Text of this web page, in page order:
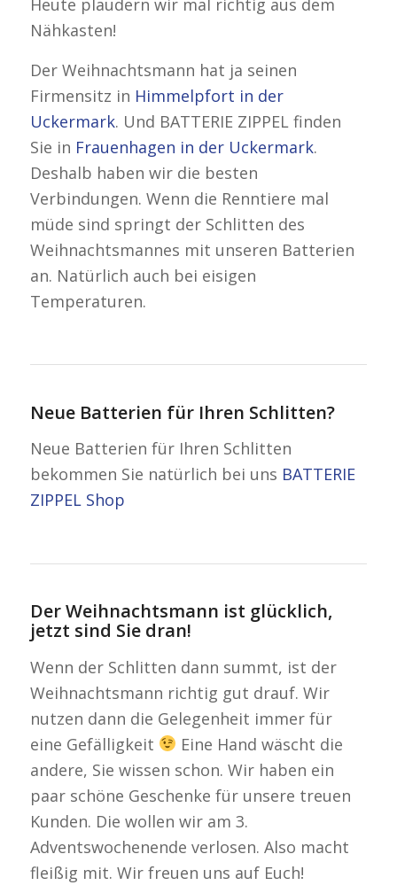
Heute plaudern wir mal richtig aus dem
Nähkasten!
Der Weihnachtsmann hat ja seinen
Firmensitz in Himmelpfort in der
Uckermark. Und BATTERIE ZIPPEL finden
Sie in Frauenhagen in der Uckermark.
Deshalb haben wir die besten
Verbindungen. Wenn die Renntiere mal
müde sind springt der Schlitten des
Weihnachtsmannes mit unseren Batterien
an. Natürlich auch bei eisigen
Temperaturen.
Neue Batterien für Ihren Schlitten?
Neue Batterien für Ihren Schlitten
bekommen Sie natürlich bei uns BATTERIE
ZIPPEL Shop
Der Weihnachtsmann ist glücklich,
jetzt sind Sie dran!
Wenn der Schlitten dann summt, ist der
Weihnachtsmann richtig gut drauf. Wir
nutzen dann die Gelegenheit immer für
eine Gefälligkeit
Eine Hand wäscht die
andere, Sie wissen schon. Wir haben ein
paar schöne Geschenke für unsere treuen
Kunden. Die wollen wir am 3.
Adventswochenende verlosen. Also macht
fleißig mit. Wir freuen uns auf Euch!